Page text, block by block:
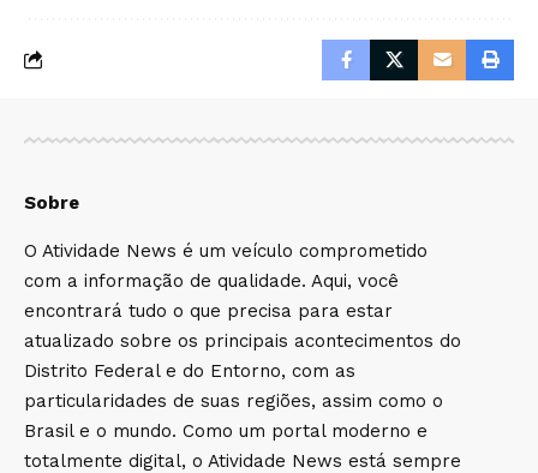
Sobre
O Atividade News é um veículo comprometido
com a informação de qualidade. Aqui, você
encontrará tudo o que precisa para estar
atualizado sobre os principais acontecimentos do
Distrito Federal e do Entorno, com as
particularidades de suas regiões, assim como o
Brasil e o mundo. Como um portal moderno e
totalmente digital, o Atividade News está sempre